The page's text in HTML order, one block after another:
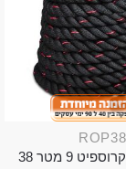
חבל ניעור קרוספיט 9 מטר 38